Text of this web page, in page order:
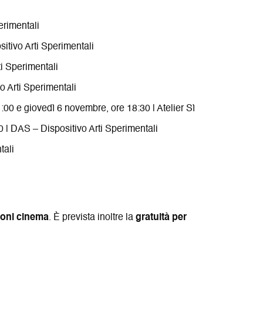
Arti Sperimentali
Sperimentali
Arti Sperimentali
e giovedì 6 novembre, ore 18:30 | Atelier Sì
| DAS – Dispositivo Arti Sperimentali
cinema. È prevista inoltre lagratuità per